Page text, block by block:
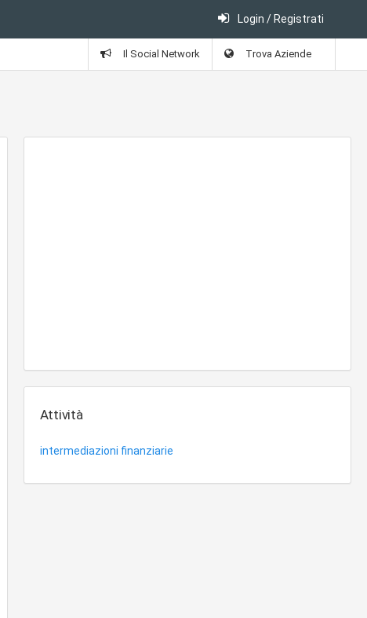
Login / Registrati
Il Social Network Trova Aziende
Attività
intermediazioni finanziarie